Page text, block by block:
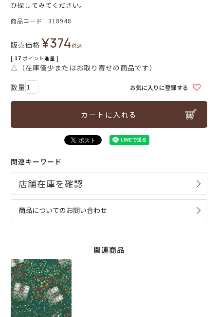
ひ探してみてください。
商品コード 318948
販売価格 ¥374税込
[ 17 ポイント進呈 ]
△（在庫僅少またはお取り寄せの商品です）
お気に入りに登録する
カートに入れる
関連キーワード
商品についてのお問い合わせ
関連商品